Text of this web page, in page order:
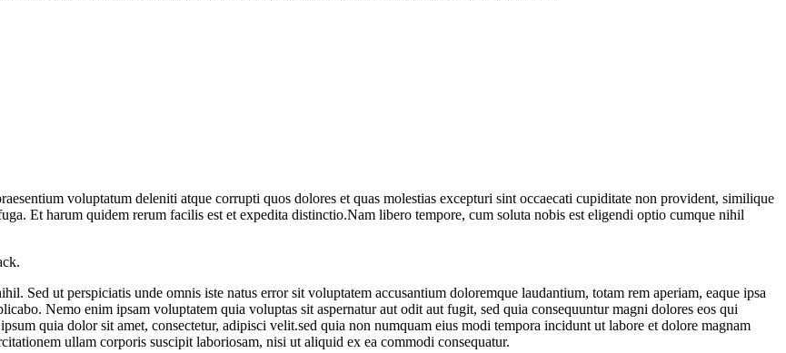
voluptatum deleniti atque corrupti quos dolores et quas molestias excepturi sint occaecati cupiditate non provident, similique
Et harum quidem rerum facilis est et expedita distinctio.Nam libero tempore, cum soluta nobis est eligendi optio cumque nihil
Sed ut perspiciatis unde omnis iste natus error sit voluptatem accusantium doloremque laudantium, totam rem aperiam, eaque ipsa
Nemo enim ipsam voluptatem quia voluptas sit aspernatur aut odit aut fugit, sed quia consequuntur magni dolores eos qui
quia dolor sit amet, consectetur, adipisci velit.sed quia non numquam eius modi tempora incidunt ut labore et dolore magnam
ullam corporis suscipit laboriosam, nisi ut aliquid ex ea commodi consequatur.